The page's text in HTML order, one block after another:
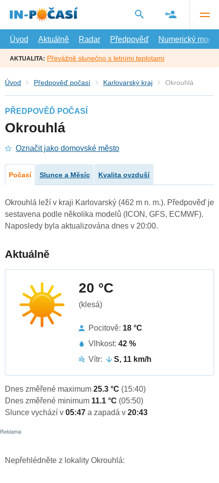
hlavní
Úvod
Aktuálně Radar Předpověď Numerický model
AKTUALITA: Převážně slunečno s letními teplotami
Úvod Předpověď počasí Karlovarský kraj Okrouhlá
PŘEDPOVĚĎ POČASÍ
Okrouhlá
Označit jako domovské město
Počasí Slunce a Měsíc Kvalita ovzduší
Okrouhlá leží v kraji Karlovarský (462 m n. m.). Předpověď je
sestavena podle několika modelů (ICON, GFS, ECMWF).
Naposledy byla aktualizována dnes v 20:00.
Aktuálně
20 °C
(klesá)
Pocitově: 18 °C
Vlhkost: 42 %
Vítr:
S, 11 km/h
Dnes změřené maximum 25.3 °C (15:40)
Dnes změřené minimum 11.1 °C (05:50)
Slunce vychází v 05:47 a zapadá v 20:43
Nepřehlédněte z lokality Okrouhlá: